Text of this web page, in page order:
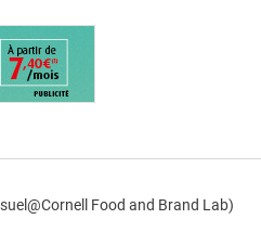
Food and Brand Lab)